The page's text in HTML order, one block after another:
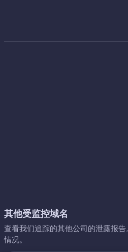
其他受监控域名
查看我们追踪的其他公司的泄露报
情况。